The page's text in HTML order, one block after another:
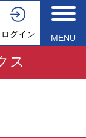
ログイン MENU
ス